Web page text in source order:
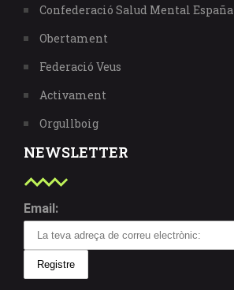
Confederació Salud Mental España
Obertament
Federació Veus
Activament
Orgullboig
NEWSLETTER
Email: